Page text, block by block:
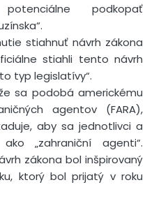
podkopať
stiahnuť návrh zákona
stiahli tento návrh
typ legislatívy“.
sa podobá americkému
agentov (FARA),
aby sa jednotlivci a
„zahraniční agenti“.
zákona bol inšpirovaný
ktorý bol prijatý v roku